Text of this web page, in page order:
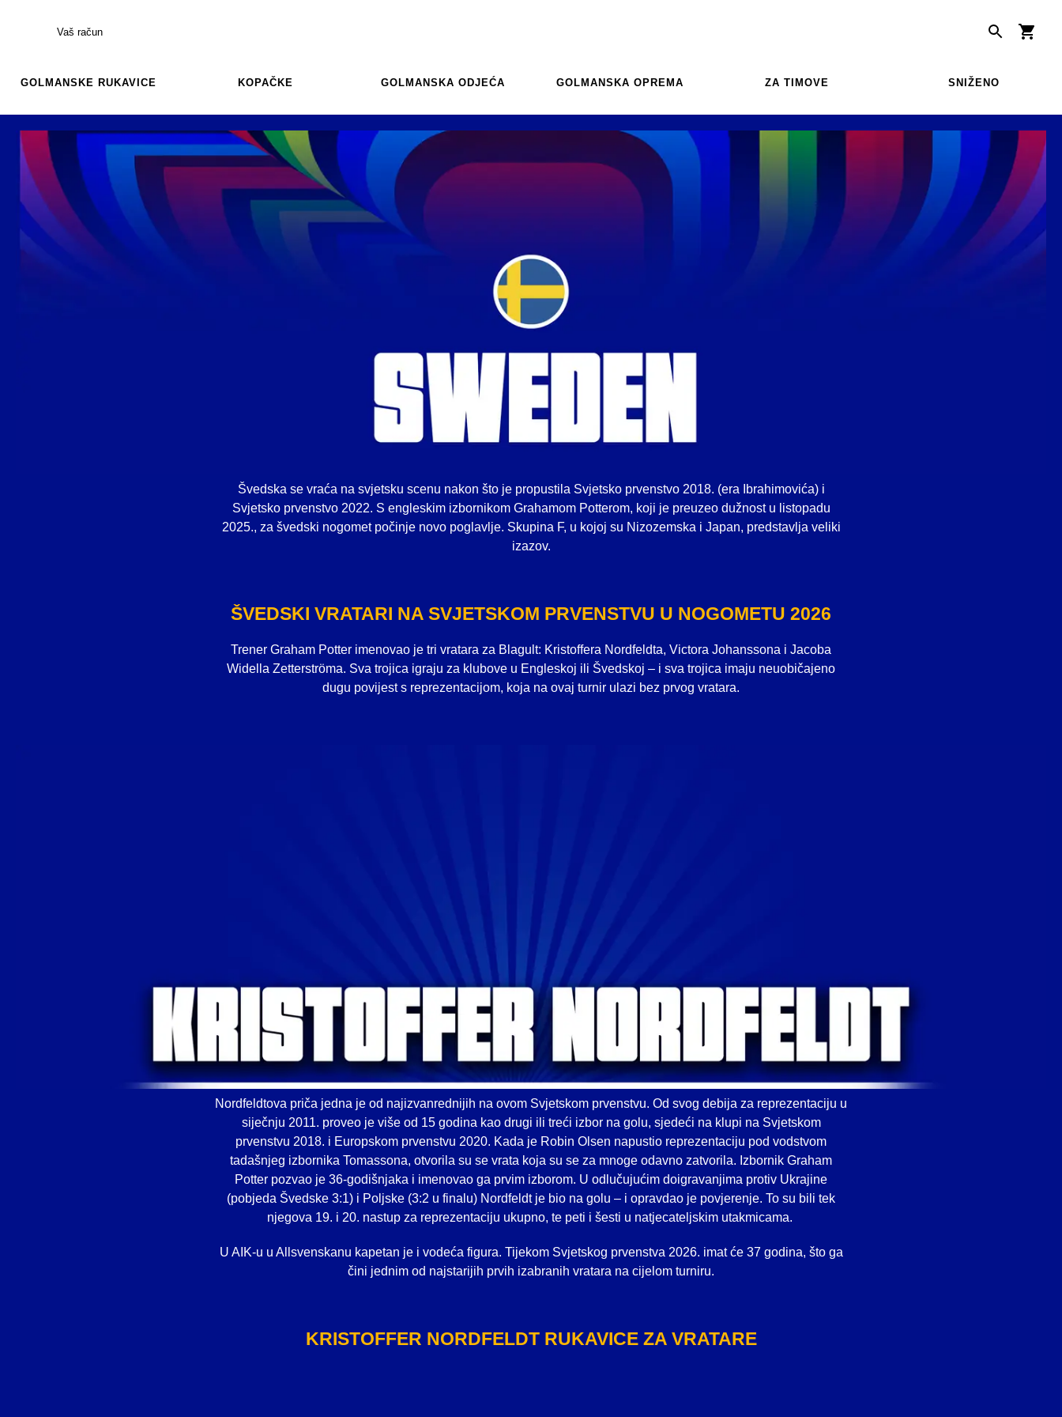
Vaš račun
GOLMANSKE RUKAVICE KOPAČKE GOLMANSKA ODJEĆA GOLMANSKA OPREMA ZA TIMOVE SNIŽENO
Švedska se vraća na svjetsku scenu nakon što je propustila Svjetsko prvenstvo 2018. (era Ibrahimovića) i
Svjetsko prvenstvo 2022. S engleskim izbornikom Grahamom Potterom, koji je preuzeo dužnost u listopadu
2025., za švedski nogomet počinje novo poglavlje. Skupina F, u kojoj su Nizozemska i Japan, predstavlja veliki
izazov.
ŠVEDSKI VRATARI NA SVJETSKOM PRVENSTVU U NOGOMETU 2026
Trener Graham Potter imenovao je tri vratara za Blagult: Kristoffera Nordfeldta, Victora Johanssona i Jacoba
Widella Zetterströma. Sva trojica igraju za klubove u Engleskoj ili Švedskoj – i sva trojica imaju neuobičajeno
dugu povijest s reprezentacijom, koja na ovaj turnir ulazi bez prvog vratara.
Nordfeldtova priča jedna je od najizvanrednijih na ovom Svjetskom prvenstvu. Od svog debija za reprezentaciju u
siječnju 2011. proveo je više od 15 godina kao drugi ili treći izbor na golu, sjedeći na klupi na Svjetskom
prvenstvu 2018. i Europskom prvenstvu 2020. Kada je Robin Olsen napustio reprezentaciju pod vodstvom
tadašnjeg izbornika Tomassona, otvorila su se vrata koja su se za mnoge odavno zatvorila. Izbornik Graham
Potter pozvao je 36-godišnjaka i imenovao ga prvim izborom. U odlučujućim doigravanjima protiv Ukrajine
(pobjeda Švedske 3:1) i Poljske (3:2 u finalu) Nordfeldt je bio na golu – i opravdao je povjerenje. To su bili tek
njegova 19. i 20. nastup za reprezentaciju ukupno, te peti i šesti u natjecateljskim utakmicama.
U AIK-u u Allsvenskanu kapetan je i vodeća figura. Tijekom Svjetskog prvenstva 2026. imat će 37 godina, što ga
čini jednim od najstarijih prvih izabranih vratara na cijelom turniru.
KRISTOFFER NORDFELDT RUKAVICE ZA VRATARE